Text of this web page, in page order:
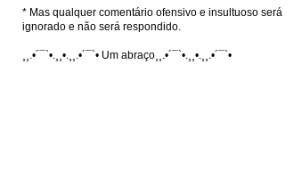
* Mas qualquer comentário ofensivo e insultuoso será
ignorado e não será respondido.
¸¸.•´¯`•.¸¸•.¸¸.•´¯`• Um abraço¸¸.•´¯`•.¸¸•.¸¸.•´¯`•